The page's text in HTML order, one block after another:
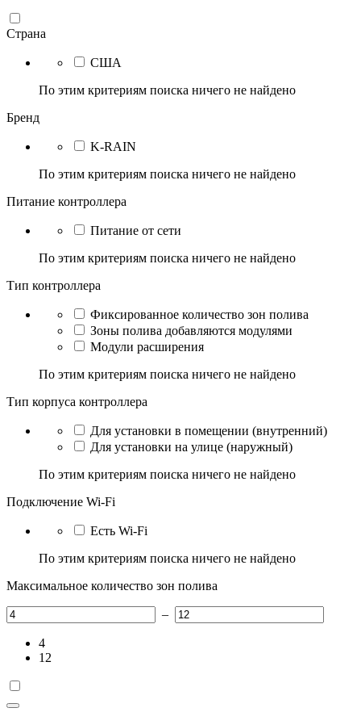
Страна
США
По этим критериям поиска ничего не найдено
Бренд
K-RAIN
По этим критериям поиска ничего не найдено
Питание контроллера
Питание от сети
По этим критериям поиска ничего не найдено
Тип контроллера
Фиксированное количество зон полива
Зоны полива добавляются модулями
Модули расширения
По этим критериям поиска ничего не найдено
Тип корпуса контроллера
Для установки в помещении (внутренний)
Для установки на улице (наружный)
По этим критериям поиска ничего не найдено
Подключение Wi-Fi
Есть Wi-Fi
По этим критериям поиска ничего не найдено
Максимальное количество зон полива
–
4
12